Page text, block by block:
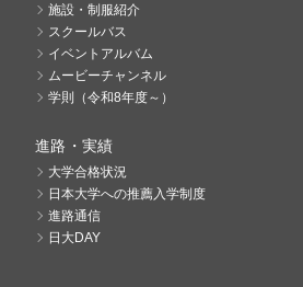
施設・制服紹介
スクールバス
イベントアルバム
ムービーチャンネル
学則（令和8年度～）
進路・実績
大学合格状況
日本大学への推薦入学制度
進路通信
日大DAY